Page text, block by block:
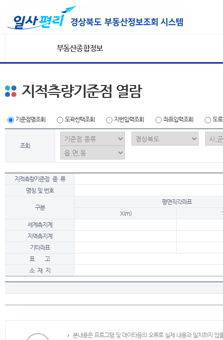
부동산종합정보
지적측량기준점 열람
기준점명조회 도곽선택조회 지번입력조회 좌표입력조회 도
조회
지적측량기준점 종 류
명칭 및 번호
구분
평면직각좌표
X(m)
세계측지계
지역측지계
기타좌표
표 고
소 재 지
본내용은 프로그램 및 데이타등의 오류로 실제 내용과 일치하지